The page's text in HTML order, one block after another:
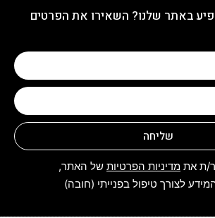
באתר שלנו? השאירו את הפרטים
שליחה
ת את מדיניות הפרטיות של האתר,
לצורך טיפול בפנייתי (חובה)